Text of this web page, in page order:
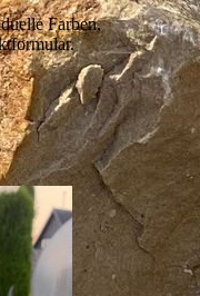
Farben,